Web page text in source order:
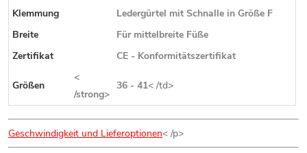
Klemmung
Ledergürtel mit Schnalle in Größe F
Breite
Für mittelbreite Füße
Zertifikat
CE - Konformitätszertifikat
Größen
<
/strong>
36 - 41< /td>
Geschwindigkeit und Lieferoptionen< /p>